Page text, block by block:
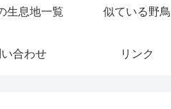
生息地一覧 似ている野鳥
合わせ リンク